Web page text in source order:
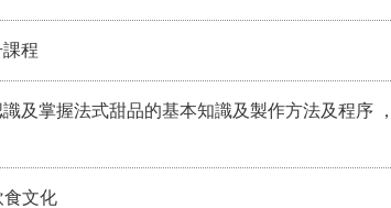
程
及掌握法式甜品的基本知識及製作方法及程序
食文化